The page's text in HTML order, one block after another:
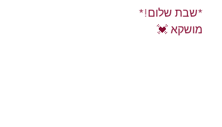
*שבת שלום!*
מושקא 💓